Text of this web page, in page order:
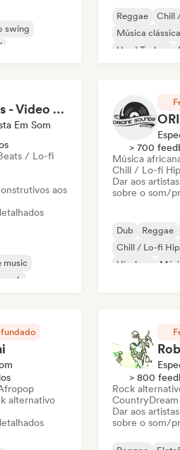
swing
Reggae
Chill
Música clássica
Hard Techno
Bryan Sammis - Video Feedback
Em Som
/ Lo-fi
aos
music
rock
> 700
Música
Chill / Lo-fi
Dar aos
sobre o som/
Dub Reggae
Chill / Lo-fi
Hip-hop
alternativo
> 800
Rock
Country
Dar aos
sobre o som/